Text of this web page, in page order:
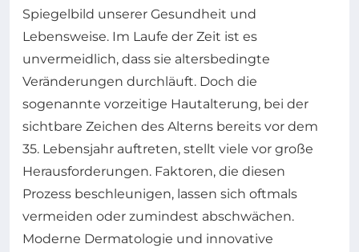
Spiegelbild unserer Gesundheit und
Lebensweise. Im Laufe der Zeit ist es
unvermeidlich, dass sie altersbedingte
Veränderungen durchläuft. Doch die
sogenannte vorzeitige Hautalterung, bei der
sichtbare Zeichen des Alterns bereits vor dem
35. Lebensjahr auftreten, stellt viele vor große
Herausforderungen. Faktoren, die diesen
Prozess beschleunigen, lassen sich oftmals
vermeiden oder zumindest abschwächen.
Moderne Dermatologie und innovative